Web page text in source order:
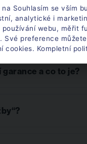
uzavírání na pět
a co to je?
na Souhlasím se vším
analytické i
používání webu, měřit
Své preference
cookies. Kompletní